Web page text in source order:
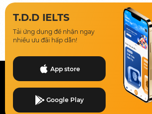
T.D.D IELTS
Tải ứng dụng để nhận ngay
nhiều ưu đãi hấp dẫn!
App store
Google Play